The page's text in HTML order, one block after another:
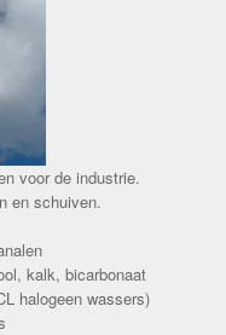
voor de industrie.
en schuiven.
kalk, bicarbonaat
halogeen wassers)